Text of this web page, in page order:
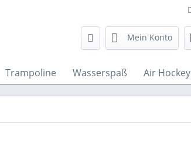
Mein Konto
Trampoline Wasserspaß Air Hockey